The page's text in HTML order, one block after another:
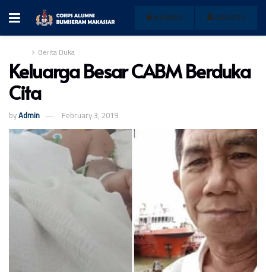
MEMBER REGISTER
Berita Duka
Keluarga Besar CABM Berduka
Cita
byAdmin February 3, 2019